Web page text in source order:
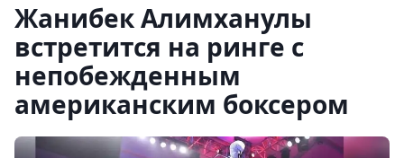
Жанибек Алимханулы
встретится на ринге с
непобежденным
американским боксером